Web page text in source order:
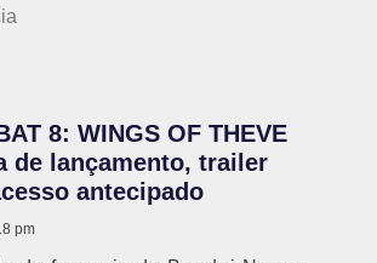
8: WINGS OF THEVE
de lançamento, trailer
antecipado
pm